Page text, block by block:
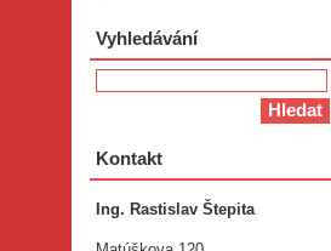
Vyhledávání
Kontakt
Ing. Rastislav Štepita